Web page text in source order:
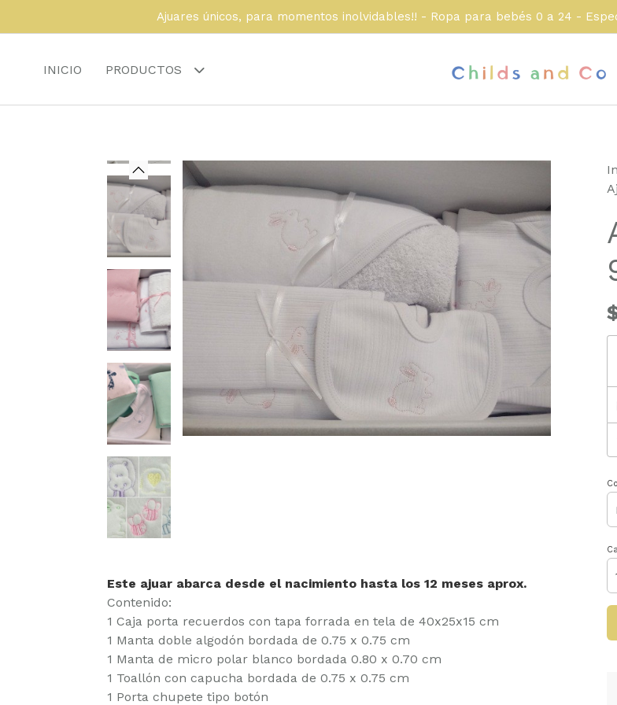
Ajuares únicos, para momentos inolvidables!! - Ropa para bebés 0 a 24 -
INICIO PRODUCTOS
Este ajuar abarca desde el nacimiento hasta los 12 meses aprox.
Contenido:
1 Caja porta recuerdos con tapa forrada en tela de 40x25x15 cm
1 Manta doble algodón bordada de 0.75 x 0.75 cm
1 Manta de micro polar blanco bordada 0.80 x 0.70 cm
1 Toallón con capucha bordada de 0.75 x 0.75 cm
1 Porta chupete tipo botón